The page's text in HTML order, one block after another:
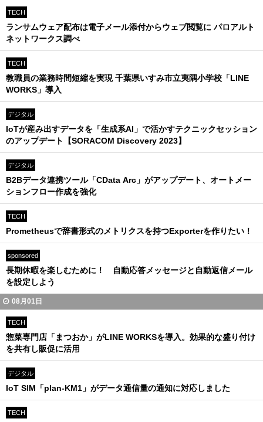
TECH
ランサムウェア配布は電子メール添付からウェブ閲覧に パロアルト
ネットワークス調べ
TECH
教職員の業務時間短縮を実現 千葉県いすみ市立夷隅小学校「LINE
WORKS」導入
デジタル
IoTが産み出すデータを「生成系AI」で活かすテクニックセッション
のアップデート【SORACOM Discovery 2023】
デジタル
B2Bデータ連携ツール「CData Arc」がアップデート、オートメー
ションフロー作成を強化
TECH
Prometheusで辞書形式のメトリクスを持つExporterを作りたい！
sponsored
長期休暇を楽しむために！ 自動応答メッセージと自動返信メール
を設定しよう
08月01日
TECH
惣菜専門店「まつおか」がLINE WORKSを導入。効果的な盛り付け
を共有し販促に活用
デジタル
IoT SIM「plan-KM1」がデータ通信量の通知に対応しました
TECH